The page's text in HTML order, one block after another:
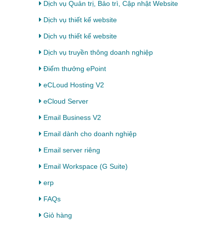
Dịch vụ Quản trị, Bảo trì, Cập nhật Website
Dịch vụ thiết kế website
Dịch vụ thiết kế website
Dịch vụ truyền thông doanh nghiệp
Điểm thưởng ePoint
eCLoud Hosting V2
eCloud Server
Email Business V2
Email dành cho doanh nghiệp
Email server riêng
Email Workspace (G Suite)
erp
FAQs
Giỏ hàng